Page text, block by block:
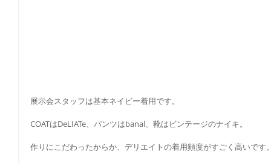
展示会スタッフは基本ネイビー着用です。
COATはDeLIATe、パンツはbanal、靴はビンテージのナイキ。
作りにこだわったからか、デリエイトの着用頻度がすごく高いです